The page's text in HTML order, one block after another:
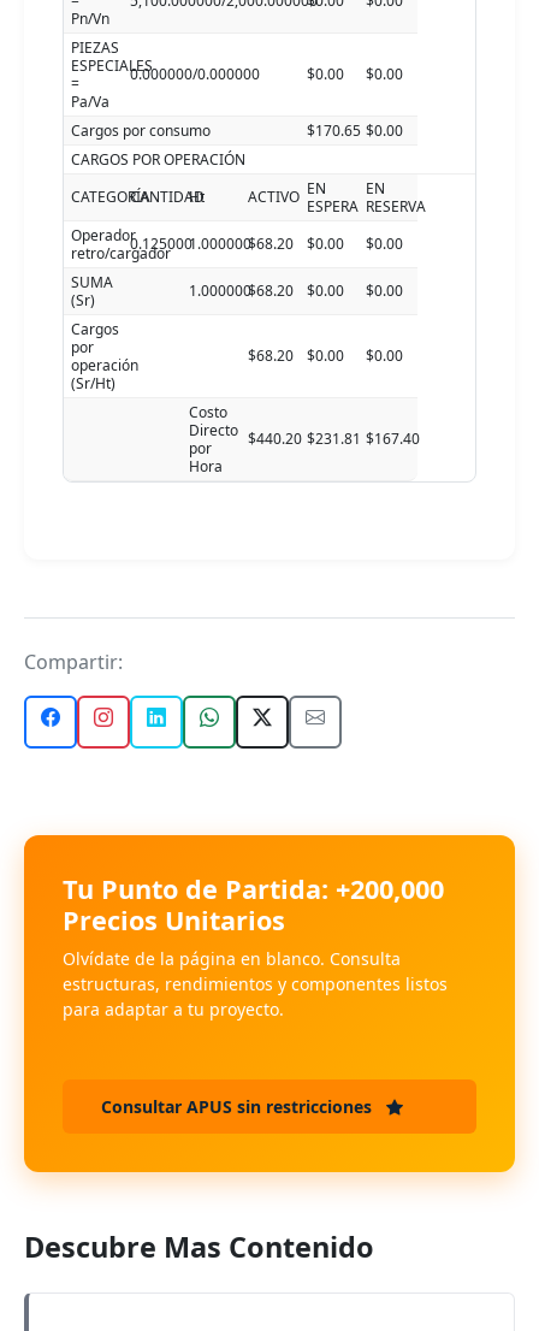
Pn/Vn
PIEZAS
ESPECIALES
=
Pa/Va
0.000000/0.000000 $0.00 $0.00
Cargos por consumo $170.65 $0.00
CARGOS POR OPERACIÓN
CATEGORÍACANTIDAD
Ht ACTIVO EN
ESPERA
EN
RESERVA
Operador
retro/cargador
0.1250001.000000$68.20 $0.00
$0.00
SUMA
(Sr)
1.000000$68.20 $0.00
$0.00
Cargos
por
operación
(Sr/Ht)
$68.20 $0.00 $0.00
Costo
Directo
por
Hora
$440.20 $231.81 $167.40
Compartir:
Tu Punto de Partida: +200,000
Precios Unitarios
Olvídate de la página en blanco. Consulta
estructuras, rendimientos y componentes listos
para adaptar a tu proyecto.
Consultar APUS sin restricciones
Descubre Mas Contenido